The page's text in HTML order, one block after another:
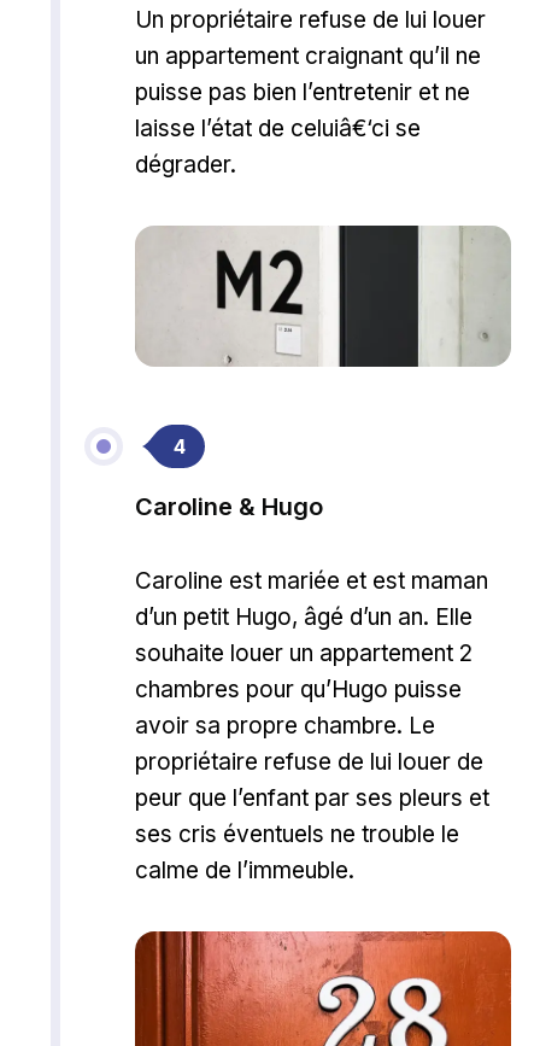
Un propriétaire refuse de lui louer
un appartement craignant qu’il ne
puisse pas bien l’entretenir et ne
laisse l’état de celuiâ€‘ci se
dégrader.
4
Caroline & Hugo
Caroline est mariée et est maman
d’un petit Hugo, âgé d’un an. Elle
souhaite louer un appartement 2
chambres pour qu’Hugo puisse
avoir sa propre chambre. Le
propriétaire refuse de lui louer de
peur que l’enfant par ses pleurs et
ses cris éventuels ne trouble le
calme de l’immeuble.